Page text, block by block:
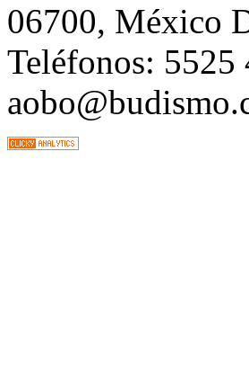
06700, México
Teléfonos: